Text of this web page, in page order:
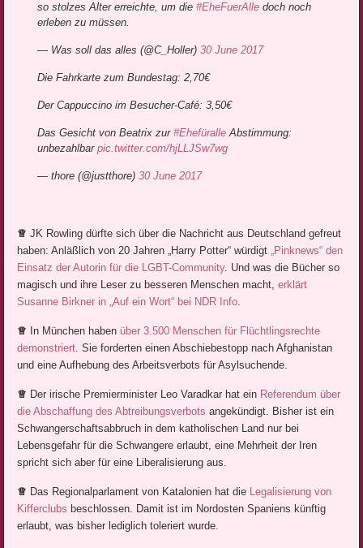
so stolzes Alter erreichte, um die#EheFuerAlle doch noch
erleben zu müssen.
— Was soll das alles (@C_Holler)30 June 2017
Die Fahrkarte zum Bundestag: 2,70€
Der Cappuccino im Besucher-Café: 3,50€
Das Gesicht von Beatrix zur#Ehefüralle Abstimmung:
unbezahlbarpic.twitter.com/hjLLJSw7wg
— thore (@justthore)30 June 2017
♕ JK Rowling dürfte sich über die Nachricht aus Deutschland gefreut
haben: Anläßlich von 20 Jahren „Harry Potter“ würdigt„Pinknews“ den
Einsatz der Autorin für die LGBT-Community. Und was die Bücher so
magisch und ihre Leser zu besseren Menschen macht,erklärt
Susanne Birkner in „Auf ein Wort“ bei NDR Info.
♕ In München haben über 3.500 Menschen für Flüchtlingsrechte
demonstriert. Sie forderten einen Abschiebestopp nach Afghanistan
und eine Aufhebung des Arbeitsverbots für Asylsuchende.
♕ Der irische Premierminister Leo Varadkar hat ein Referendum über
die Abschaffung des Abtreibungsverbots angekündigt. Bisher ist ein
Schwangerschaftsabbruch in dem katholischen Land nur bei
Lebensgefahr für die Schwangere erlaubt, eine Mehrheit der Iren
spricht sich aber für eine Liberalisierung aus.
♕ Das Regionalparlament von Katalonien hat die Legalisierung von
Kifferclubs beschlossen. Damit ist im Nordosten Spaniens künftig
erlaubt, was bisher lediglich toleriert wurde.